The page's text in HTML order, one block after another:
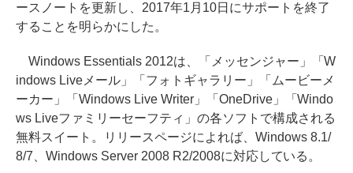
ースノートを更新し、2017年1月10日にサポートを終了
することを明らかにした。
Windows Essentials 2012は、「メッセンジャー」「W
indows Liveメール」「フォトギャラリー」「ムービーメ
ーカー」「Windows Live Writer」「OneDrive」「Windo
ws Liveファミリーセーフティ」の各ソフトで構成される
無料スイート。リリースページによれば、Windows 8.1/
8/7、Windows Server 2008 R2/2008に対応している。